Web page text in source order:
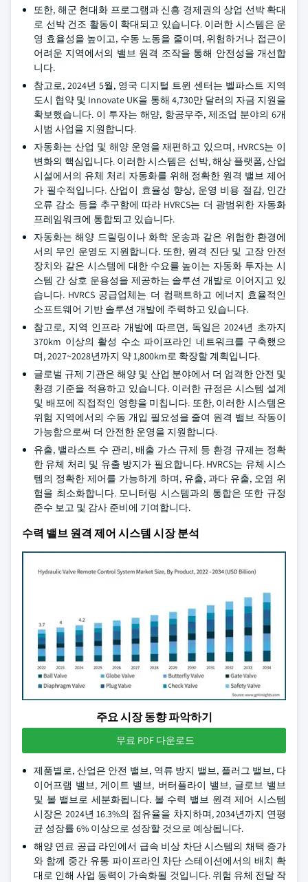
또한, 해군 현대화 프로그램과 신흥 경제권의 상업 선박 확대
로 선박 건조 활동이 확대되고 있습니다. 이러한 시스템은 운
영 효율성을 높이고, 수동 노동을 줄이며, 위험하거나 접근이
어려운 지역에서의 밸브 원격 조작을 통해 안전성을 개선합
니다.
참고로, 2024년 5월, 영국 디지털 트윈 센터는 벨파스트 지역
도시 협약 및 Innovate UK을 통해 4,730만 달러의 자금 지원을
확보했습니다. 이 투자는 해양, 항공우주, 제조업 분야의 6개
시범 사업을 지원합니다.
자동화는 산업 및 해양 운영을 재편하고 있으며, HVRCS는 이
변화의 핵심입니다. 이러한 시스템은 선박, 해상 플랫폼, 산업
시설에서의 유체 처리 자동화를 위해 정확한 원격 밸브 제어
가 필수적입니다. 산업이 효율성 향상, 운영 비용 절감, 인간
오류 감소 등을 추구함에 따라 HVRCS는 더 광범위한 자동화
프레임워크에 통합되고 있습니다.
자동화는 해양 드릴링이나 화학 운송과 같은 위험한 환경에
서의 무인 운영도 지원합니다. 또한, 원격 진단 및 고장 안전
장치와 같은 시스템에 대한 수요를 높이는 자동화 투자는 시
스템 간 상호 운용성을 제공하는 솔루션 개발로 이어지고 있
습니다. HVRCS 공급업체는 더 컴팩트하고 에너지 효율적인
소프트웨어 기반 솔루션 개발에 주력하고 있습니다.
참고로, 지역 인프라 개발에 따르면, 독일은 2024년 초까지
370km 이상의 활성 수소 파이프라인 네트워크를 구축했으
며, 2027~2028년까지 약 1,800km로 확장할 계획입니다.
글로벌 규제 기관은 해양 및 산업 분야에서 더 엄격한 안전 및
환경 기준을 적용하고 있습니다. 이러한 규정은 시스템 설계
및 배포에 직접적인 영향을 미칩니다. 또한, 이러한 시스템은
위험 지역에서의 수동 개입 필요성을 줄여 원격 밸브 작동이
가능함으로써 더 안전한 운영을 지원합니다.
유출, 밸라스트 수 관리, 배출 가스 규제 등 환경 규제는 정확
한 유체 처리 및 유출 방지가 필요합니다. HVRCS는 유체 시스
템의 정확한 제어를 가능하게 하며, 유출, 과다 유출, 오염 위
험을 최소화합니다. 모니터링 시스템과의 통합은 또한 규정
준수 보고 및 감사 준비에 기여합니다.
수력 밸브 원격 제어 시스템 시장 분석
주요 시장 동향 파악하기
무료 PDF 다운로드
제품별로, 산업은 안전 밸브, 역류 방지 밸브, 플러그 밸브, 다
이어프램 밸브, 게이트 밸브, 버터플라이 밸브, 글로브 밸브
및 볼 밸브로 세분화됩니다. 볼 수력 밸브 원격 제어 시스템
시장은 2024년 16.3%의 점유율을 차지하며, 2034년까지 연평
균 성장률 6% 이상으로 성장할 것으로 예상됩니다.
해양 연료 공급 라인에서 급속 비상 차단 시스템의 채택 증가
와 함께 중간 유통 파이프라인 차단 스테이션에서의 배치 확
대로 인해 사업 동력이 가속화될 것입니다. 위험 유체 전달 작